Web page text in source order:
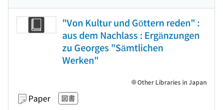
"Von Kultur und Göttern reden" :
aus dem Nachlass : Ergänzungen
zu Georges "Sämtlichen
Werken"
Paper 図書
Other Libraries in Japan